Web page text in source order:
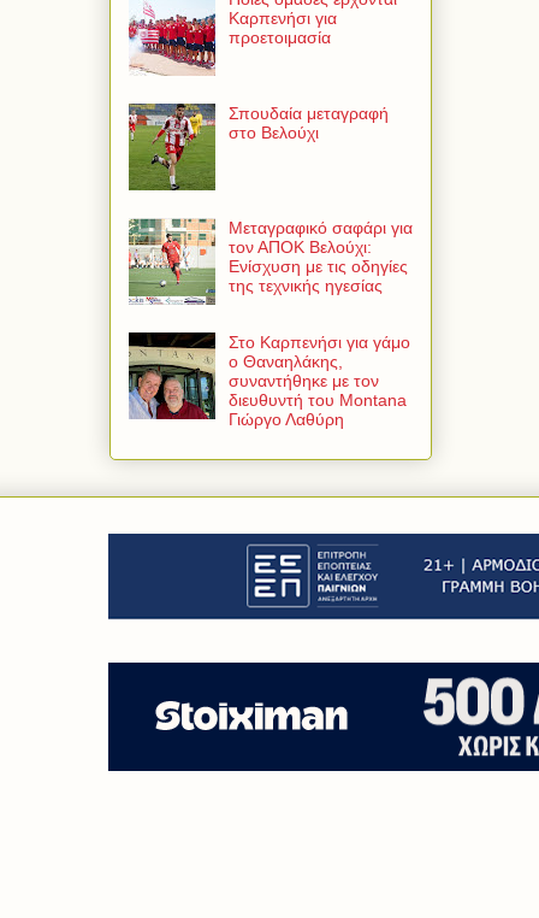
Καρπενήσι για
προετοιμασία
Σπουδαία μεταγραφή
στο Βελούχι
Μεταγραφικό σαφάρι για
τον ΑΠΟΚ Βελούχι:
Ενίσχυση με τις οδηγίες
της τεχνικής ηγεσίας
Στο Καρπενήσι για γάμο
ο Θαναηλάκης,
συναντήθηκε με τον
διευθυντή του Montana
Γιώργο Λαθύρη